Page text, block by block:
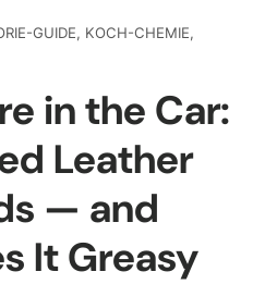
GUIDE, KOCH-CHEMIE,
in the Car:
Leather
— and
It Greasy